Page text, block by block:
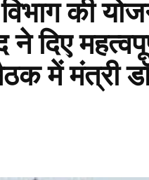
विभाग की
दिए
में मंत्री